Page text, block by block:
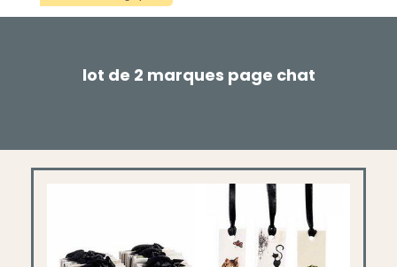
lot de 2 marques page chat